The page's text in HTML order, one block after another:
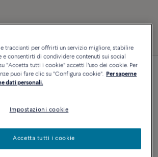
10
AGGIUNGI AL CARRELLO
e traccianti per offrirti un servizio migliore, stabilire
e consentirti di condividere contenuti sui social
"Accetta tutti i cookie" accetti l'uso dei cookie. Per
puoi fare clic su "Configura cookie". Per saperne
dati personali.
Impostazioni cookie
Accetta tutti i cookie